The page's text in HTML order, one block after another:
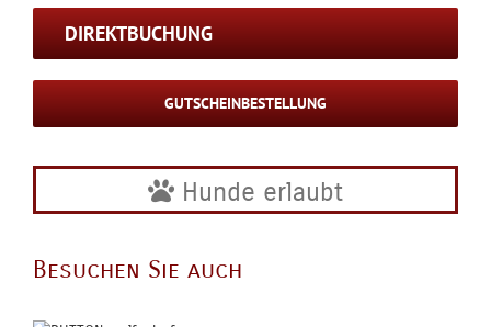
DIREKTBUCHUNG
GUTSCHEINBESTELLUNG
Hunde erlaubt
Besuchen Sie auch